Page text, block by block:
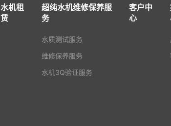
水机租
赁
超纯水机维修保养服
务
水质测试服务
维修保养服务
水机3Q验证服务
客户中
心